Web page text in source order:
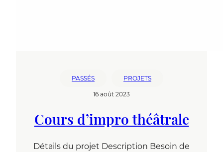
PASSÉS PROJETS
16 août 2023
Cours d’impro théâtrale
Détails du projet Description Besoin de